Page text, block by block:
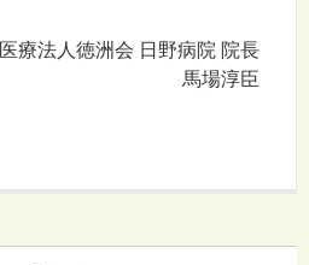
医療法人徳洲会 日野病院 院長
馬場淳臣